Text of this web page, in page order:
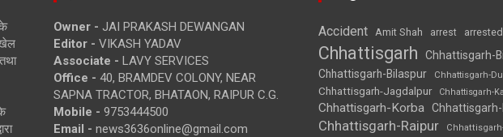
खेल
Owner - JAI PRAKASH DEWANGAN
Editor - VIKASH YADAV
Associate - LAVY SERVICES
Office - 40, BRAMDEV COLONY, NEAR
SAPNA TRACTOR, BHATAON, RAIPUR C.G.
Mobile - 9753444500
Email - news3636online@gmail.com
Accident Amit Shah arrest arrested
Chhattisgarh
Chhattisgarh-
Chhattisgarh-Bilaspur
Chhattisgarh-
Chhattisgarh-Jagdalpur Chhattisgarh-
Chhattisgarh-Korba
Chhattisgarh-Raipur